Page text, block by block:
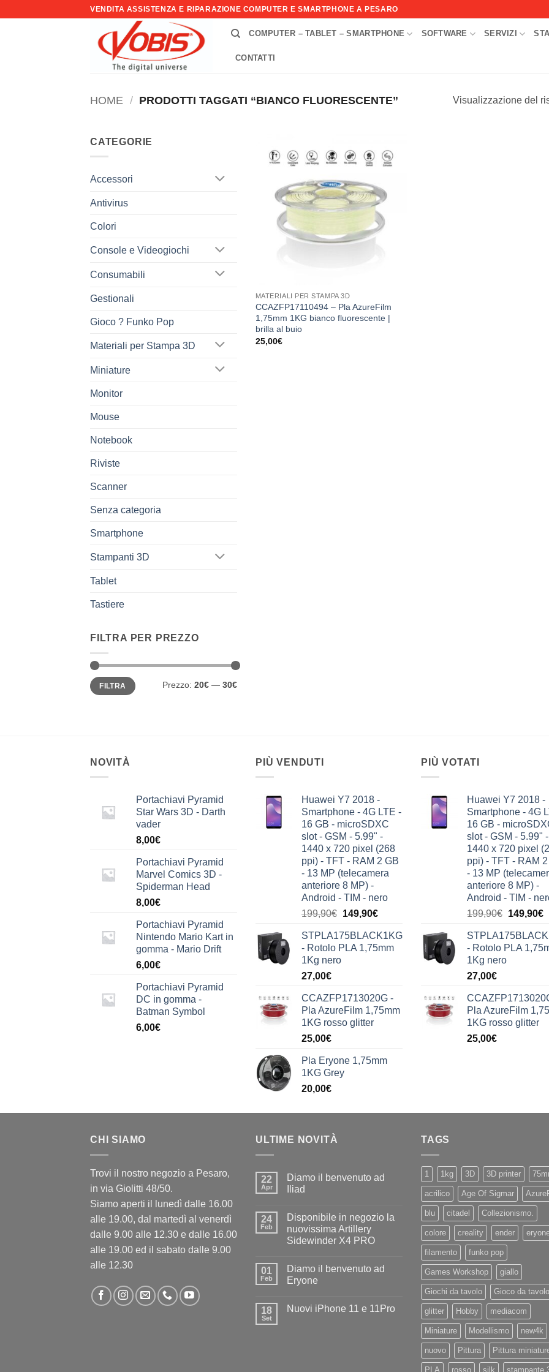
VENDITA ASSISTENZA E RIPARAZIONE COMPUTER E SMARTPHONE A PESARO
COMPUTER – TABLET – SMARTPHONE SOFTWARE SERVIZI
CONTATTI
HOME / PRODOTTI TAGGATI “BIANCO FLUORESCENTE” Visualizzazione del
CATEGORIE
Accessori
Antivirus
Colori
Console e Videogiochi
Consumabili
Gestionali
Gioco ? Funko Pop
Materiali per Stampa 3D
Miniature
Monitor
Mouse
Notebook
Riviste
Scanner
Senza categoria
Smartphone
Stampanti 3D
Tablet
Tastiere
FILTRA PER PREZZO
Prezzo
Min
Prezzo
MaxFILTRA Prezzo: 20€ — 30€
Aggiungi
dei
desideri
MATERIALI PER STAMPA 3D
CCAZFP17110494 – Pla AzureFilm
1,75mm 1KG bianco fluorescente |
brilla al buio
25,00€
NOVITÀ
Portachiavi Pyramid
Star Wars 3D - Darth
vader
8,00€
Portachiavi Pyramid
Marvel Comics 3D -
Spiderman Head
8,00€
Portachiavi Pyramid
Nintendo Mario Kart in
gomma - Mario Drift
6,00€
Portachiavi Pyramid
DC in gomma -
Batman Symbol
6,00€
PIÙ VENDUTI
Huawei Y7 2018 -
Smartphone - 4G LTE -
16 GB - microSDXC
slot - GSM - 5.99" -
1440 x 720 pixel (268
ppi) - TFT - RAM 2 GB
- 13 MP (telecamera
anteriore 8 MP) -
Android - TIM - nero
199,90€ Il
originale
era:
149,90€Il
attuale
è:
STPLA175BLACK1KG
- Rotolo PLA 1,75mm
1Kg nero
27,00€
CCAZFP1713020G -
Pla AzureFilm 1,75mm
1KG rosso glitter
25,00€
Pla Eryone 1,75mm
1KG Grey
20,00€
PIÙ VOTATI
Huawei Y7 2018 -
Smartphone - 4G
16 GB -
slot - GSM - 5.99" -
1440 x 720 pixel
ppi) - TFT - RAM
- 13 MP
anteriore 8 MP) -
Android - TIM -
199,90€ Il
originale
era:
149,90€Il
- Rotolo PLA
1Kg nero
27,00€
Pla AzureFilm
1KG rosso glitter
25,00€
CHI SIAMO
Trovi il nostro negozio a Pesaro,
in via Giolitti 48/50.
Siamo aperti il lunedì dalle 16.00
alle 19.00, dal martedì al venerdì
dalle 9.00 alle 12.30 e dalle 16.00
alle 19.00 ed il sabato dalle 9.00
alle 12.30
ULTIME NOVITÀ
22
Apr
Diamo il benvenuto ad
Iliad
su
Diamo
il
benvenuto
24
Feb
Disponibile in negozio la
nuovissima Artillery
Sidewinder X4 PRO
su
Disponibile
in
nuovissima
01
Feb
Diamo il benvenuto ad
Eryone
su
18
Set
Nuovi iPhone 11 e 11Pro
TAGS
1 1kg 3D 3D printer
acrilico Age Of Sigmar
blu citadel Collezionismo.
colore creality ender
filamento funko pop
Games Workshop giallo
Giochi da tavolo Gioco da tavolo
glitter Hobby mediacom
Miniature Modellismo new4k
nuovo Pittura Pittura
PLA rosso silk stampante